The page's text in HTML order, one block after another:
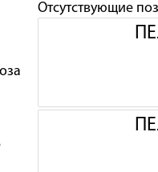
Отсутствующие